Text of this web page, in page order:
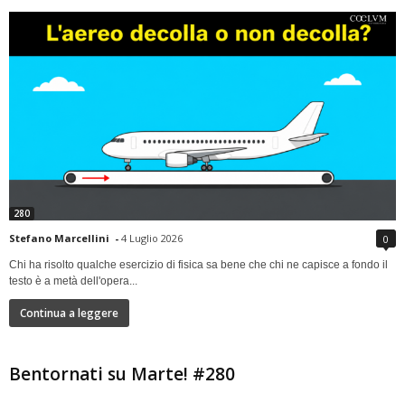
280
Stefano Marcellini - 4 Luglio 2026 0
Chi ha risolto qualche esercizio di fisica sa bene che chi ne capisce a fondo il
testo è a metà dell'opera...
Continua a leggere
Bentornati su Marte! #280